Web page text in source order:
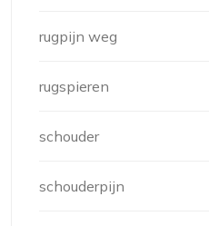
rugpijn weg
rugspieren
schouder
schouderpijn